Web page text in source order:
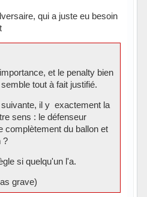
qui a juste eu besoin
et le penalty bien
tout à fait justifié.
il y exactement la
sens : le défenseur
complètement du ballon et
?
si quelqu'un l'a.
grave)